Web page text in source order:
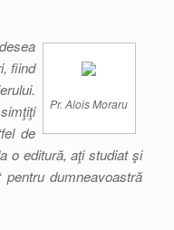
Pr. Alois Moraru
fiind
de
o editură, aţi studiat şi
dumneavoastră